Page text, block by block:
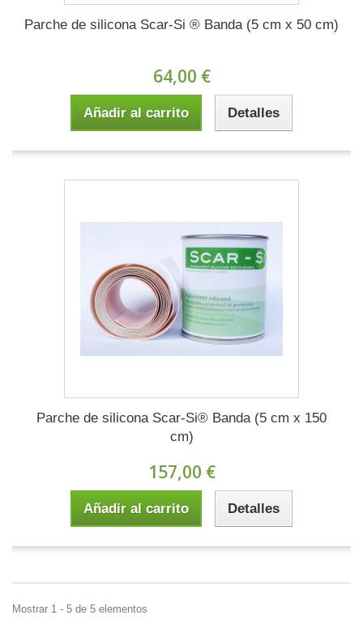
Parche de silicona Scar-Si ® Banda (5 cm x 50 cm)
64,00 €
Añadir al carrito Detalles
Parche de silicona Scar-Si® Banda (5 cm x 150
cm)
157,00 €
Añadir al carrito Detalles
Mostrar 1 - 5 de 5 elementos